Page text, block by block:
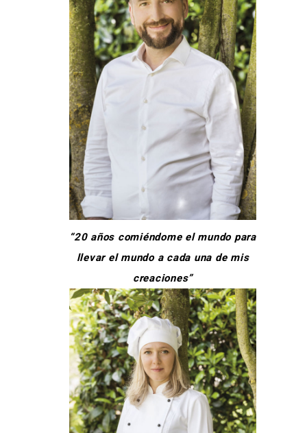
“20 años comiéndome el mundo para
llevar el mundo a cada una de mis
creaciones”